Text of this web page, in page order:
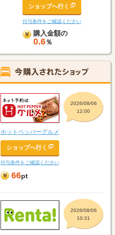
ショップへ行く
付与条件をご確認ください
購入金額の
0.6％
2026/08/06
12:00
ホットペッパーグルメ
ショップへ行く
付与条件をご確認ください
66pt
2026/08/06
10:31